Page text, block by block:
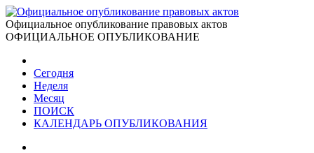
Официальное опубликование правовых актов
ОФИЦИАЛЬНОЕ ОПУБЛИКОВАНИЕ
Сегодня
Неделя
Месяц
ПОИСК
КАЛЕНДАРЬ ОПУБЛИКОВАНИЯ